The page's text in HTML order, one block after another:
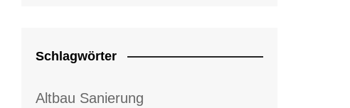
Schlagwörter
Altbau Sanierung